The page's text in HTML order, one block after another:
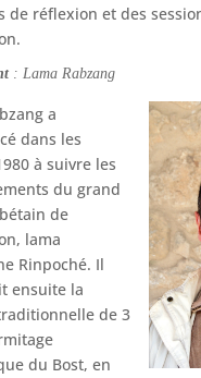
de réflexion et des
: Lama Rabzang
a
dans les
à suivre les
du grand
de
lama
Rinpoché. Il
ensuite la
de 3
du Bost, en